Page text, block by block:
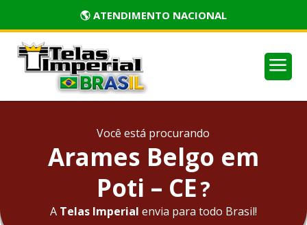
🏅 PRODUTOS CERTIFICADOS
a
Você está procurando
Arames Belgo em
Poti – CE?
A Telas Imperial envia para todo Brasil!